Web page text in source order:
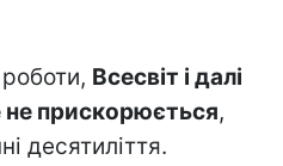
Всесвіт і далі
прискорюється,
десятиліття.